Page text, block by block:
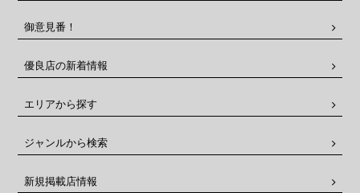
御意見番！
優良店の新着情報
エリアから探す
ジャンルから検索
新規掲載店情報